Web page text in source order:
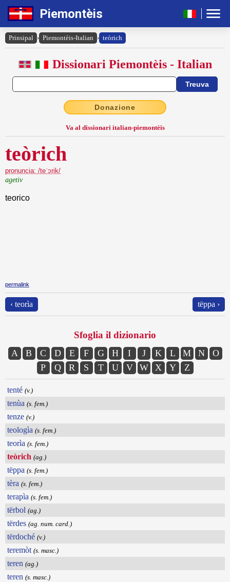
Piemontèis
Prinsipal › Piemontèis-Italian › teòrich
Dissionari Piemontèis - Italian
Donazione
Va al dissionari italian-piemontèis
teòrich
pronuncia: /teˈɔrik/
agetiv
teorico
permalink
‹ teorìa tëppa ›
Sfoglia il dizionario
A B C D E F G H I J K L M N
O
P
Q R S T U V W X Y Z
tenté (v.)
tenùa (s. fem.)
tenze (v.)
teologìa (s. fem.)
teorìa (s. fem.)
teòrich (ag.)
tëppa (s. fem.)
tèra (s. fem.)
terapìa (s. fem.)
tërbol (ag.)
tërdes (ag. num. card.)
tërdoché (v.)
teremòt (s. masc.)
teren (ag.)
teren (s. masc.)